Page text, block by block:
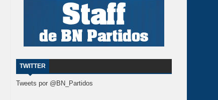
TWITTER
Tweets por @BN_Partidos